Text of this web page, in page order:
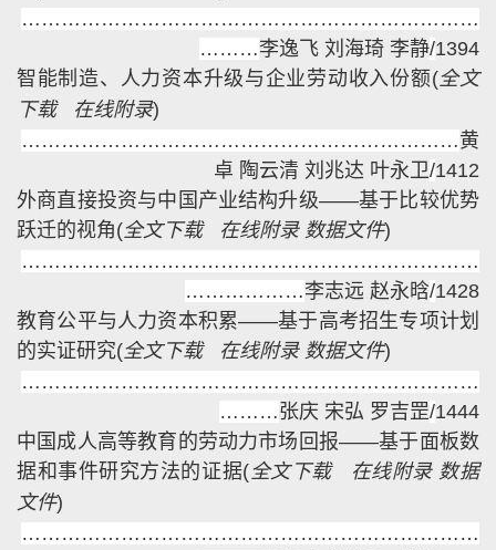
……………………………………………………………
………李逸飞 刘海琦 李静/1394
智能制造、人力资本升级与企业劳动收入份额(全文
下载
在线附录)
…………………………………………………………黄
卓 陶云清 刘兆达 叶永卫/1412
外商直接投资与中国产业结构升级——基于比较优势
跃迁的视角(全文下载 在线附录 数据文件)
……………………………………………………………
……… ………李志远 赵永晗/1428
教育公平与人力资本积累——基于高考招生专项计划
的实证研究(全文下载 在线附录 数据文件)
……………………………………………………………
………张庆 宋弘 罗吉罡/1444
中国成人高等教育的劳动力市场回报——基于面板数
据和事件研究方法的证据(全文下载 在线附录 数据
文件)
……………………………………………………………